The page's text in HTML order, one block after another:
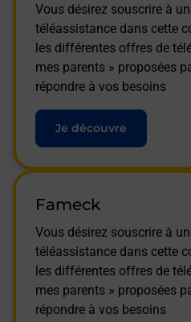
Vous désirez souscrire à
téléassistance dans cette
les différentes offres de
mes parents » proposées
répondre à vos besoins
Je découvre
Fameck
Vous désirez souscrire à
téléassistance dans cette
les différentes offres de
mes parents » proposées
répondre à vos besoins